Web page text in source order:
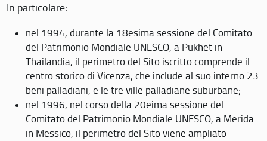
In particolare:
nel 1994, durante la 18esima sessione del Comitato
del Patrimonio Mondiale UNESCO, a Pukhet in
Thailandia, il perimetro del Sito iscritto comprende il
centro storico di Vicenza, che include al suo interno 23
beni palladiani, e le tre ville palladiane suburbane;
nel 1996, nel corso della 20eima sessione del
Comitato del Patrimonio Mondiale UNESCO, a Merida
in Messico, il perimetro del Sito viene ampliato